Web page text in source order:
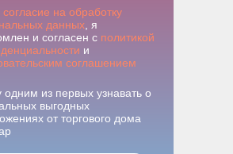
согласие на обработку
данных, я
и согласен с политикой
и
соглашением
одним из первых узнавать о
выгодных
от торгового дома